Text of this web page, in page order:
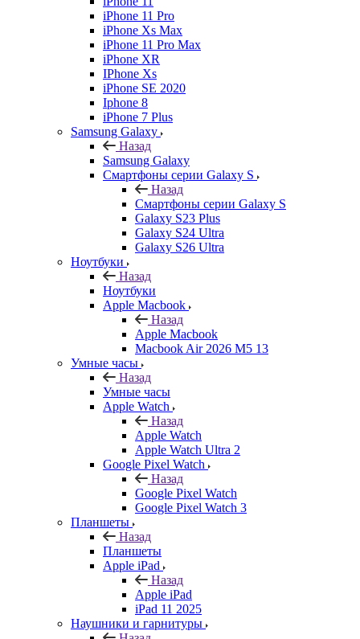
iPhone 11 Pro
iPhone Xs Max
iPhone 11 Pro Max
iPhone XR
IPhone Xs
iPhone SE 2020
Iphone 8
iPhone 7 Plus
Samsung Galaxy
Назад
Samsung Galaxy
Смартфоны серии Galaxy S
Назад
Смартфоны серии Galaxy S
Galaxy S23 Plus
Galaxy S24 Ultra
Galaxy S26 Ultra
Ноутбуки
Назад
Ноутбуки
Apple Macbook
Назад
Apple Macbook
Macbook Air 2026 M5 13
Умные часы
Назад
Умные часы
Apple Watch
Назад
Apple Watch
Apple Watch Ultra 2
Google Pixel Watch
Назад
Google Pixel Watch
Google Pixel Watch 3
Планшеты
Назад
Планшеты
Apple iPad
Назад
Apple iPad
iPad 11 2025
Наушники и гарнитуры